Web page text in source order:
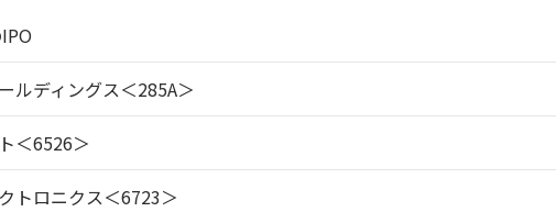
ルディングス＜285A＞
＜6526＞
トロニクス＜6723＞